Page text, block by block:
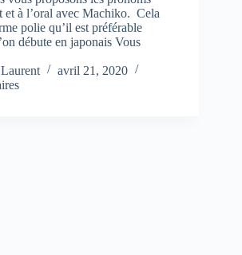
et à l’oral avec Machiko. Cela
polie qu’il est préférable
débute en japonais Vous
avril 21, 2020